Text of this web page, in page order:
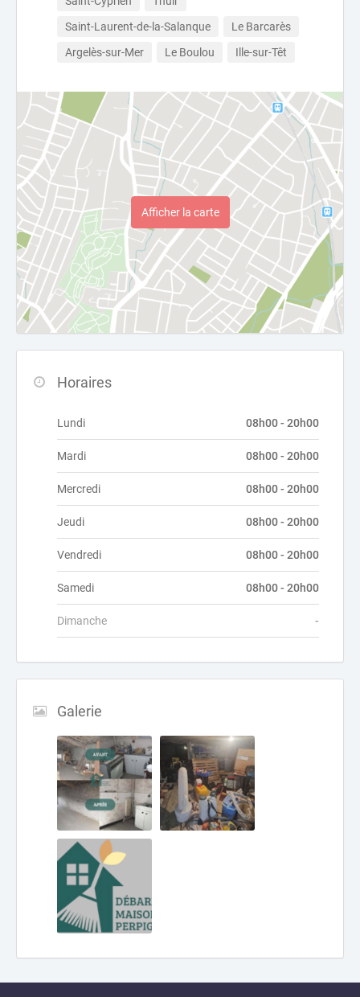
Saint-Laurent-de-la-Salanque
Le Barcarès
Argelès-sur-Mer
Le Boulou Ille-sur-Têt
Afficher la carte
Horaires
Lundi 08h00 - 20h00
Mardi 08h00 - 20h00
Mercredi 08h00 - 20h00
Jeudi 08h00 - 20h00
Vendredi 08h00 - 20h00
Samedi 08h00 - 20h00
Dimanche -
Galerie